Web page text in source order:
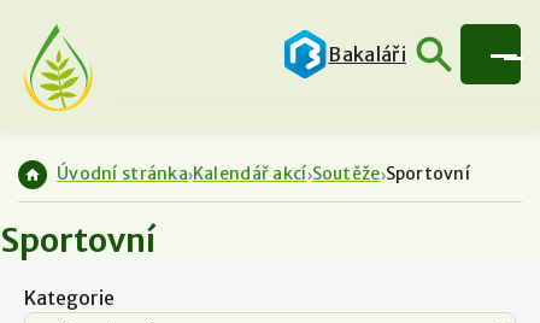
Bakaláři
Úvodní stránka Kalendář akcí Soutěže Sportovní
Sportovní
Kategorie